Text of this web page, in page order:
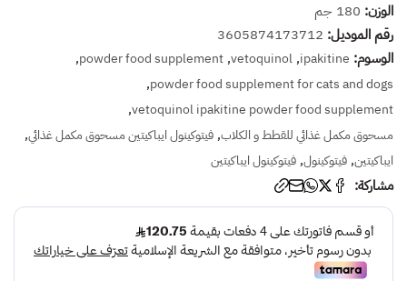
الوزن: 180 جم
رقم الموديل: 3605874173712
الوسوم: ipakitine
,
vetoquinol
,
powder food supplement
,
powder food supplement for cats and dogs
,
vetoquinol ipakitine powder food supplement
,
مسحوق مكمل غذائي للقطط و الكلاب, فيتوكينول ايباكيتين مسحوق مكمل غذائي,
ايباكيتين, فيتوكينول, فيتوكينول ايباكيتين
مشاركة: